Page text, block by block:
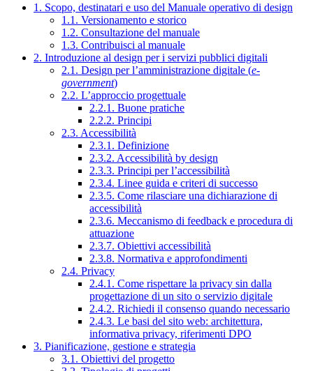
1. Scopo, destinatari e uso del Manuale operativo di design
1.1. Versionamento e storico
1.2. Consultazione del manuale
1.3. Contribuisci al manuale
2. Introduzione al design per i servizi pubblici digitali
2.1. Design per l’amministrazione digitale (e-
government)
2.2. L’approccio progettuale
2.2.1. Buone pratiche
2.2.2. Principi
2.3. Accessibilità
2.3.1. Definizione
2.3.2. Accessibilità by design
2.3.3. Principi per l’accessibilità
2.3.4. Linee guida e criteri di successo
2.3.5. Come rilasciare una dichiarazione di
accessibilità
2.3.6. Meccanismo di feedback e procedura di
attuazione
2.3.7. Obiettivi accessibilità
2.3.8. Normativa e approfondimenti
2.4. Privacy
2.4.1. Come rispettare la privacy sin dalla
progettazione di un sito o servizio digitale
2.4.2. Richiedi il consenso quando necessario
2.4.3. Le basi del sito web: architettura,
informativa privacy, riferimenti DPO
3. Pianificazione, gestione e strategia
3.1. Obiettivi del progetto